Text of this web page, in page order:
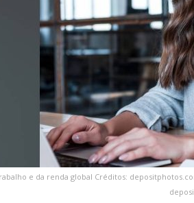
e da renda global Créditos: